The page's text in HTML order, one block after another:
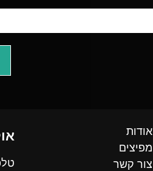
אודות
מפיצים
צור קשר